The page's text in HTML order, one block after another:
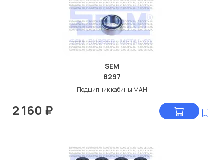
SEM
8297
Подшипник кабины МАН
2 160 ₽